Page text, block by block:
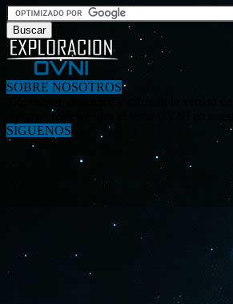
SOBRE NOSOTROS
enigmas relacionados al tema OVNI en
SÍGUENOS